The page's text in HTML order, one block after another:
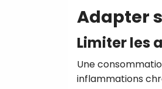
Adapter
Limiter les
Une
inflammations